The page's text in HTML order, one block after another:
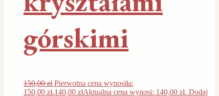
górskimi
150,00zł Pierwotna cena wynosiła:
150,00 zł.140,00 złAktualna cena wynosi: 140,00 zł. Dodaj